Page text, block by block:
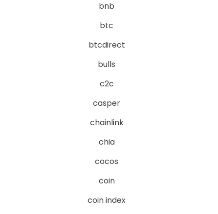
bnb
btc
btcdirect
bulls
c2c
casper
chainlink
chia
cocos
coin
coin index